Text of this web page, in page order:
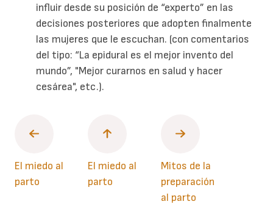
influir desde su posición de “experto” en las
decisiones posteriores que adopten finalmente
las mujeres que le escuchan. (con comentarios
del tipo: “La epidural es el mejor invento del
mundo”, "Mejor curarnos en salud y hacer
cesárea", etc.).
El miedo al
parto
El miedo al
parto
Mitos de la
preparación
al parto